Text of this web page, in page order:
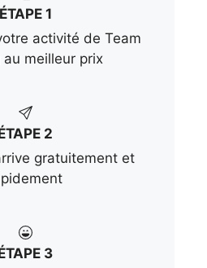
ÉTAPE 1
activité de Team
meilleur prix
2
gratuitement et
3